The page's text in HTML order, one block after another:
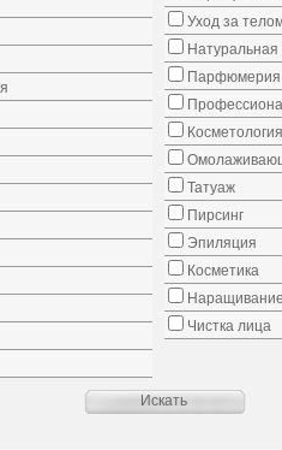
Уход за
Натуральная
Парфюмерия
Косметология
Татуаж
Пирсинг
Эпиляция
Косметика
Чистка лица